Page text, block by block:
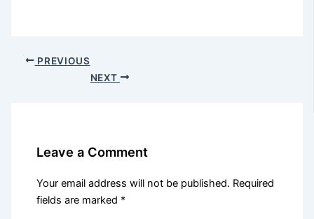
PREVIOUS
NEXT
Leave a Comment
Your email address will not be published. Required
fields are marked *